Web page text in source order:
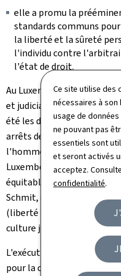
Ce site utilise des
nécessaires à
usage de
ne pouvant pas
essentiels sont
et seront activés
acceptez.
confidentialité.
elle a promu la
standards communs
la liberté et la sûreté
l'individu contre
l'état de droit.
Au Luxembourg, la
et judiciaires nationales,
été les domaines les plus
arrêts de condamnation de
l'homme. Les affaires
Luxembourg en ce qui
équitable), les affaires
Schmit, et l'arrêt Thoma
(liberté d'expression) ont
culture judiciaire et
L'exécution pleine et
pour la crédibilité du